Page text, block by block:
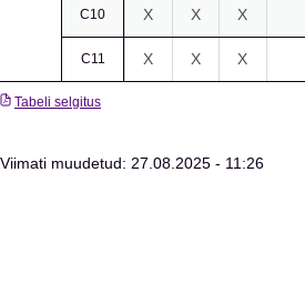
C10 X X X
C11 X X X
Tabeli selgitus
Viimati muudetud: 27.08.2025 - 11:26